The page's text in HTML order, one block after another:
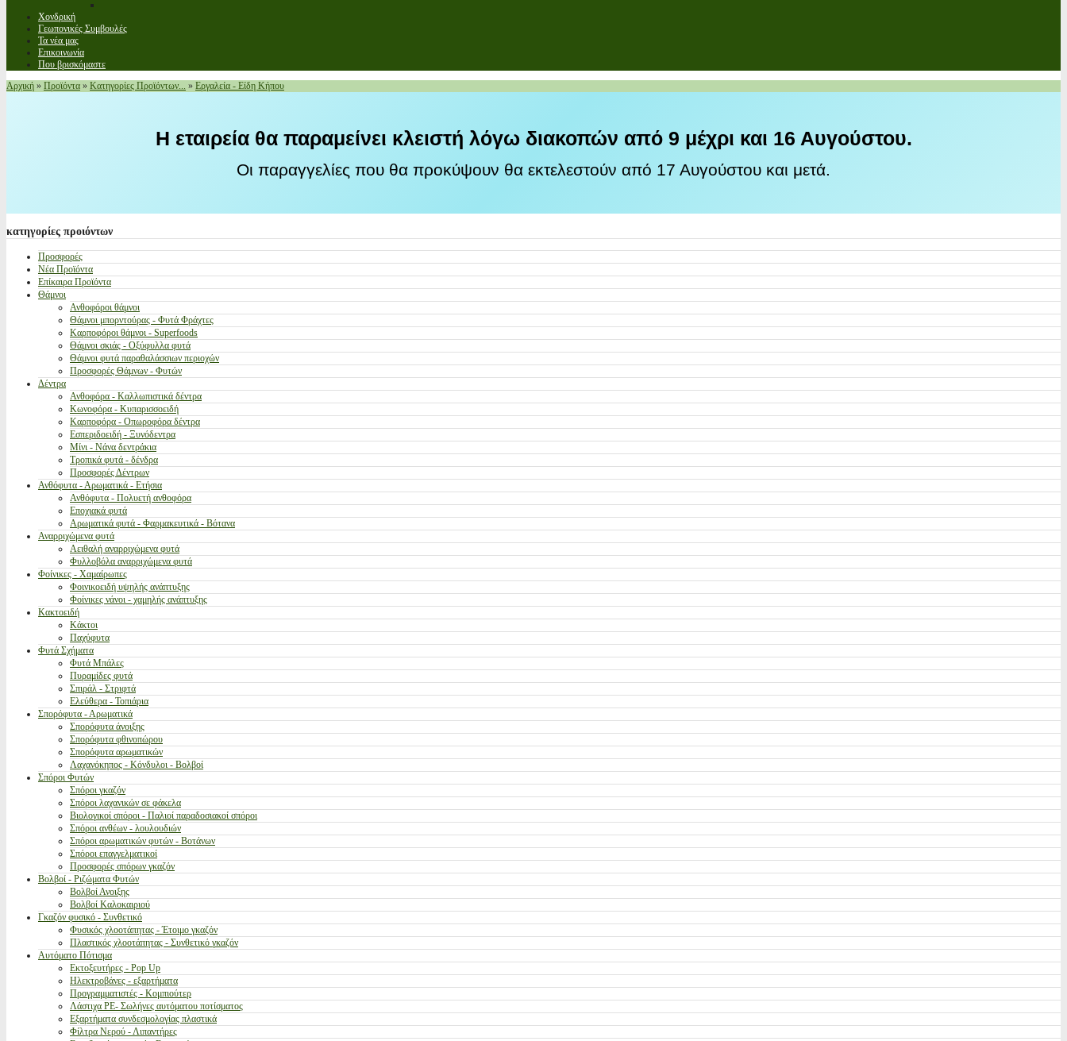
Χονδρική
Γεωπονικές Συμβουλές
Τα νέα μας
Επικοινωνία
Που βρισκόμαστε
Αρχική » Προϊόντα » Κατηγορίες Προϊόντων... » Εργαλεία - Είδη Κήπου
Η εταιρεία θα παραμείνει κλειστή λόγω διακοπών από 9 μέχρι και 16 Αυγούστου.
Οι παραγγελίες που θα προκύψουν θα εκτελεστούν από 17 Αυγούστου και μετά.
κατηγορίες προιόντων
Προσφορές
Νέα Προϊόντα
Επίκαιρα Προϊόντα
Θάμνοι
Ανθοφόροι θάμνοι
Θάμνοι μπορντούρας - Φυτά Φράχτες
Καρποφόροι θάμνοι - Superfoods
Θάμνοι σκιάς - Οξύφυλλα φυτά
Θάμνοι φυτά παραθαλάσσιων περιοχών
Προσφορές Θάμνων - Φυτών
Δέντρα
Ανθοφόρα - Καλλωπιστικά δέντρα
Κωνοφόρα - Κυπαρισσοειδή
Καρποφόρα - Οπωροφόρα δέντρα
Εσπεριδοειδή - Ξυνόδεντρα
Μίνι - Νάνα δεντράκια
Τροπικά φυτά - δένδρα
Προσφορές Δέντρων
Ανθόφυτα - Αρωματικά - Ετήσια
Ανθόφυτα - Πολυετή ανθοφόρα
Εποχιακά φυτά
Αρωματικά φυτά - Φαρμακευτικά - Βότανα
Αναρριχώμενα φυτά
Αειθαλή αναρριχώμενα φυτά
Φυλλοβόλα αναρριχώμενα φυτά
Φοίνικες - Χαμαίρωπες
Φοινικοειδή υψηλής ανάπτυξης
Φοίνικες νάνοι - χαμηλής ανάπτυξης
Κακτοειδή
Κάκτοι
Παχύφυτα
Φυτά Σχήματα
Φυτά Μπάλες
Πυραμίδες φυτά
Σπιράλ - Στριφτά
Ελεύθερα - Τοπιάρια
Σπορόφυτα - Αρωματικά
Σπορόφυτα άνοιξης
Σπορόφυτα φθινοπώρου
Σπορόφυτα αρωματικών
Λαχανόκηπος - Κόνδυλοι - Βολβοί
Σπόροι Φυτών
Σπόροι γκαζόν
Σπόροι λαχανικών σε φάκελα
Βιολογικοί σπόροι - Παλιοί παραδοσιακοί σπόροι
Σπόροι ανθέων - λουλουδιών
Σπόροι αρωματικών φυτών - Βοτάνων
Σπόροι επαγγελματικοί
Προσφορές σπόρων γκαζόν
Βολβοί - Ριζώματα Φυτών
Βολβοί Ανοιξης
Βολβοί Καλοκαιριού
Γκαζόν φυσικό - Συνθετικό
Φυσικός χλοοτάπητας - Έτοιμο γκαζόν
Πλαστικός χλοοτάπητας - Συνθετικό γκαζόν
Αυτόματο Πότισμα
Εκτοξευτήρες - Pop Up
Ηλεκτροβάνες - εξαρτήματα
Προγραμματιστές - Κομπιούτερ
Λάστιχα PE- Σωλήνες αυτόματου ποτίσματος
Εξαρτήματα συνδεσμολογίας πλαστικά
Φίλτρα Νερού - Λιπαντήρες